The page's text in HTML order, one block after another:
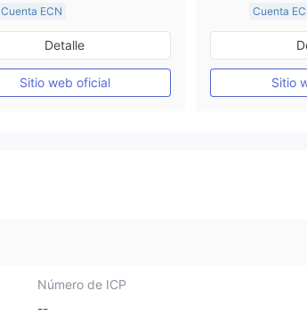
Cuenta ECN
De 10 a 15 años
Supervisión en Australia
Creación Mercado Forex (MM)
Licencia completa de MT4
Detalle
Sitio web oficial
Cuenta
De 15 a
Licencia
Sitio
Número de ICP
--